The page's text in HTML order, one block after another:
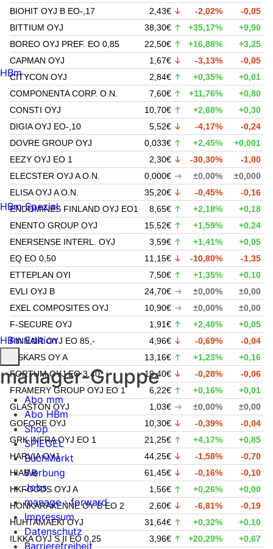
BIOHIT OYJ B EO-,17
2,43€ -2,02%
-0,05
BITTIUM OYJ
38,30€ +35,17%
+9,90
BOREO OYJ PREF. EO 0,85
22,50€ +16,88%
+3,25
CAPMAN OYJ
1,67€ -3,13%
-0,05
CITYCON OYJ
2,84€ +0,35%
+0,01
COMPONENTA CORP. O.N.
7,60€ +11,76%
+0,80
CONSTI OYJ
10,70€ +2,88%
+0,30
DIGIA OYJ EO-,10
5,52€ -4,17%
-0,24
DOVRE GROUP OYJ
0,033€ +2,45%
+0,001
EEZY OYJ EO 1
2,30€ -30,30%
-1,00
ELECSTER OYJ A O.N.
0,000€ ±0,00%
±0,000
ELISA OYJ A O.N.
35,20€ -0,45%
-0,16
ENDOMINES FINLAND OYJ EO1
8,65€ +2,18%
+0,18
ENENTO GROUP OYJ
15,52€ +1,59%
+0,24
ENERSENSE INTERL. OYJ
3,59€ +1,41%
+0,05
EQ EO 0,50
11,15€ -10,80%
-1,35
ETTEPLAN OYI
7,50€ +1,35%
+0,10
EVLI OYJ B
24,70€ ±0,00%
±0,00
EXEL COMPOSITES OYJ
10,90€ ±0,00%
±0,00
F-SECURE OYJ
1,91€ +2,48%
+0,05
FINNAIR OYJ EO 85,-
4,96€ -0,69%
-0,04
FISKARS OY A
13,16€ +1,23%
+0,16
FORTUM OYJ EO 3,40
19,40€ -0,28%
-0,06
FRAMERY GROUP OYJ EO 1
6,22€ +0,16%
+0,01
GLASTON OYJ
1,03€ ±0,00%
±0,00
GOFORE OYJ
10,30€ -0,39%
-0,04
GRK INFRA OYJ EO 1
21,25€ +4,17%
+0,85
HARVIA OYJ
44,25€ -1,58%
-0,70
HIAB B
61,45€ -0,16%
-0,10
HKFOODS OYJ A
1,56€ +0,26%
+0,00
HONKARAKENNE OY B EO 2
2,60€ -6,81%
-0,19
HUHTAMAEKI OYJ
31,64€ +0,32%
+0,10
ILKKA OYJ S.II EO 0,25
3,96€ +20,29% +0,67
HBm
HBm Spezial
HBm Edition
manager-Gruppe
Abo mm
Abo HBm
Shop
SPIEGEL
BuchMarkt
Werbung
Jobs
manage › forward
Impressum
Datenschutz
Barrierefreiheit